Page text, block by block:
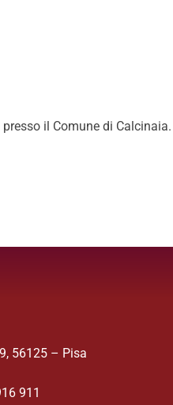
il Comune di Calcinaia.
56125 – Pisa
911